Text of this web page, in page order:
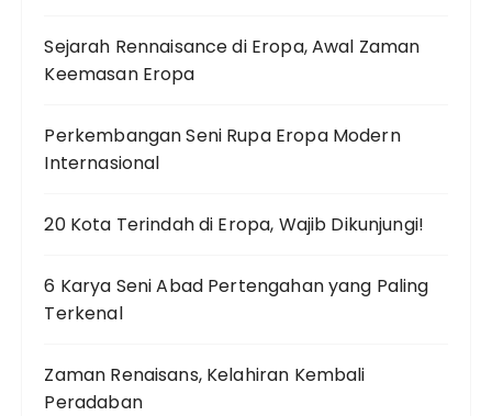
Sejarah Rennaisance di Eropa, Awal Zaman
Keemasan Eropa
Perkembangan Seni Rupa Eropa Modern
Internasional
20 Kota Terindah di Eropa, Wajib Dikunjungi!
6 Karya Seni Abad Pertengahan yang Paling
Terkenal
Zaman Renaisans, Kelahiran Kembali
Peradaban